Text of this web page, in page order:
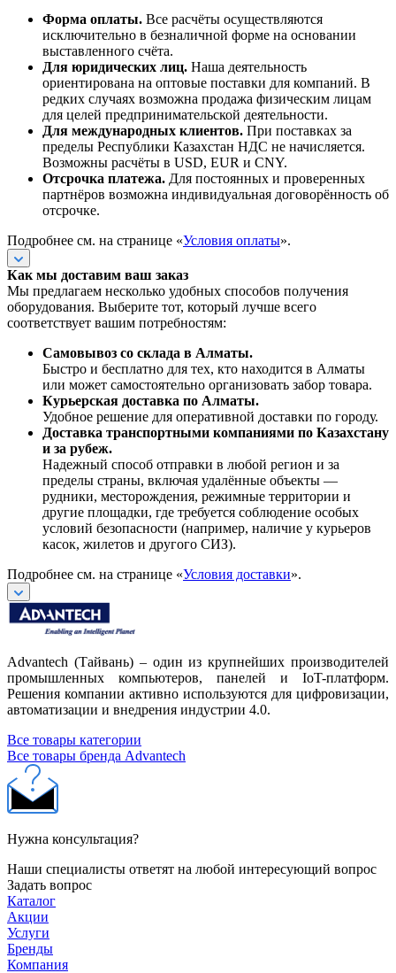
Форма оплаты. Все расчёты осуществляются
исключительно в безналичной форме на основании
выставленного счёта.
Для юридических лиц. Наша деятельность
ориентирована на оптовые поставки для компаний. В
редких случаях возможна продажа физическим лицам
для целей предпринимательской деятельности.
Для международных клиентов. При поставках за
пределы Республики Казахстан НДС не начисляется.
Возможны расчёты в USD, EUR и CNY.
Отсрочка платежа. Для постоянных и проверенных
партнёров возможна индивидуальная договорённость об
отсрочке.
Подробнее см. на странице «Условия оплаты».
Как мы доставим ваш заказ
Мы предлагаем несколько удобных способов получения
оборудования. Выберите тот, который лучше всего
соответствует вашим потребностям:
Самовывоз со склада в Алматы.
Быстро и бесплатно для тех, кто находится в Алматы
или может самостоятельно организовать забор товара.
Курьерская доставка по Алматы.
Удобное решение для оперативной доставки по городу.
Доставка транспортными компаниями по Казахстану
и за рубеж.
Надежный способ отправки в любой регион и за
пределы страны, включая удалённые объекты —
рудники, месторождения, режимные территории и
другие площадки, где требуется соблюдение особых
условий безопасности (например, наличие у курьеров
касок, жилетов и другого СИЗ).
Подробнее см. на странице «Условия доставки».
Advantech (Тайвань) – один из крупнейших производителей
промышленных компьютеров, панелей и IoT-платформ.
Решения компании активно используются для цифровизации,
автоматизации и внедрения индустрии 4.0.
Все товары категории
Все товары бренда Advantech
Нужна консультация?
Наши специалисты ответят на любой интересующий вопрос
Задать вопрос
Каталог
Акции
Услуги
Бренды
Компания